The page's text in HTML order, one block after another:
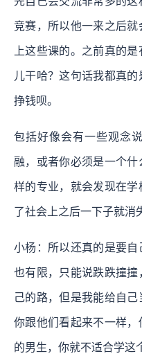
竞赛，所以他一来之后
上这些课的。之前真的
儿干哈？这句话我都真的
挣钱呗。
包括好像会有一些观念
融，或者你必须是一个
样的专业，就会发现在学
了社会上之后一下子就消
小杨：所以还真的是要
也有限，只能说跌跌撞
己的路，但是我能给自
你跟他们看起来不一样
的男生，你就不适合学这